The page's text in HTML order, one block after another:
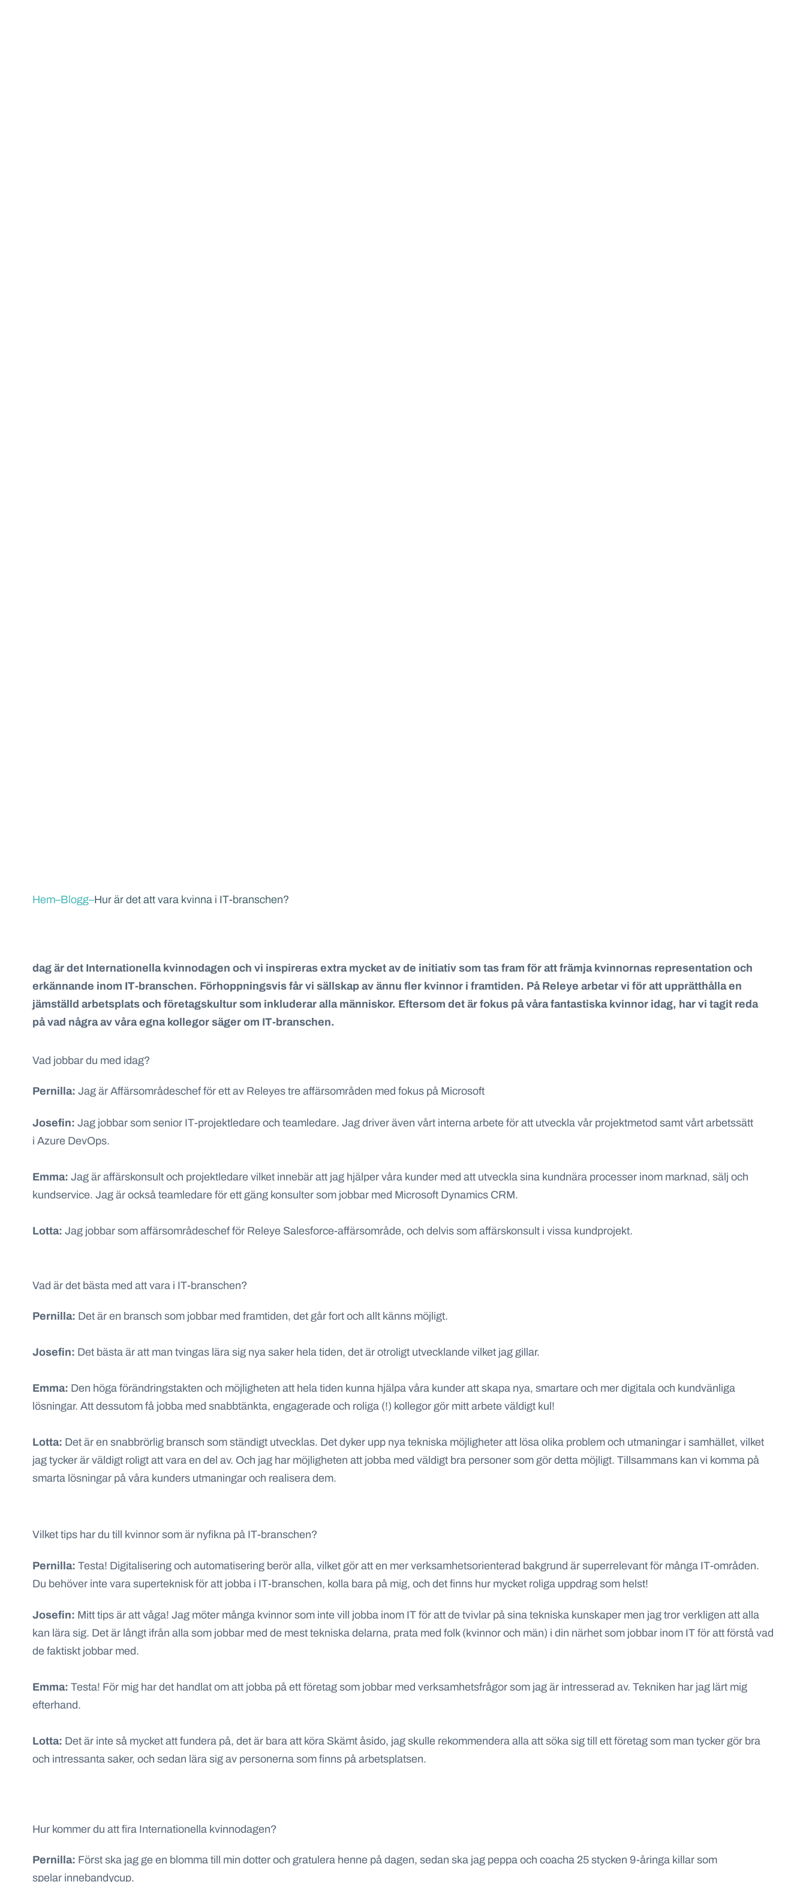
Hem–Blogg–Hur är det att vara kvinna i IT-branschen?
dag är det Internationella kvinnodagen och vi inspireras extra mycket av de initiativ som tas fram för att främja kvinnornas representation och
erkännande inom IT-branschen. Förhoppningsvis får vi sällskap av ännu fler kvinnor i framtiden. På Releye arbetar vi för att upprätthålla en
jämställd arbetsplats och företagskultur som inkluderar alla människor. Eftersom det är fokus påvåra fantastiska kvinnor idag, har vi tagit reda
påvad några av våraegna kollegor säger om IT-branschen.
Vad jobbar du med idag?
Pernilla: Jag är Affärsområdeschef för ett av Releyes tre affärsområden med fokus på Microsoft
Josefin: Jag jobbar som senior IT-projektledare och teamledare. Jag driver även vårt interna arbete för att utveckla vår projektmetod samt vårt arbetssätt
i Azure DevOps.
Emma: Jag är affärskonsult och projektledare vilket innebär att jag hjälper våra kunder med att utveckla sina kundnära processer inom marknad, sälj och
kundservice. Jag är också teamledare för ett gäng konsulter som jobbar med Microsoft Dynamics CRM.
Lotta: Jag jobbar som affärsområdeschef för Releye Salesforce-affärsområde, och delvis som affärskonsult i vissa kundprojekt.
Vad är det bästa med att vara i IT-branschen?
Pernilla: Det är en bransch som jobbar med framtiden, det går fort och allt känns möjligt.
Josefin: Det bästa är att man tvingas lära sig nya saker hela tiden, det är otroligt utvecklande vilket jag gillar.
Emma: Den höga förändringstakten och möjligheten att hela tiden kunna hjälpa våra kunder att skapa nya, smartare och mer digitala och kundvänliga
lösningar. Att dessutom få jobba med snabbtänkta, engagerade och roliga (!) kollegor gör mitt arbete väldigt kul!
Lotta: Det är en snabbrörlig bransch som ständigt utvecklas. Det dyker upp nya tekniska möjligheter att lösa olika problem och utmaningar i samhället, vilket
jag tycker är väldigt roligt att vara en del av. Och jag har möjligheten att jobba med väldigt bra personer som gör detta möjligt. Tillsammans kan vi komma på
smarta lösningar på våra kunders utmaningar och realisera dem.
Vilket tips har du till kvinnor som är nyfikna på IT-branschen?
Pernilla: Testa! Digitalisering och automatisering berör alla, vilket gör att en mer verksamhetsorienterad bakgrund är superrelevant för många IT-områden.
Du behöver inte vara superteknisk för att jobba i IT-branschen, kolla bara på mig, och det finns hur mycket roliga uppdrag som helst!
Josefin: Mitt tips är att våga! Jag möter många kvinnor som inte vill jobba inom IT för att de tvivlar på sina tekniska kunskaper men jag tror verkligen att alla
kan lära sig. Det är långt ifrån alla som jobbar med de mest tekniska delarna, prata med folk (kvinnor och män) i din närhet som jobbar inom IT för att förstå vad
de faktiskt jobbar med.
Emma: Testa! För mig har det handlat om att jobba på ett företag som jobbar med verksamhetsfrågor som jag är intresserad av. Tekniken har jag lärt mig
efterhand.
Lotta: Det är inte så mycket att fundera på, det är bara att köra Skämt åsido, jag skulle rekommendera alla att söka sig till ett företag som man tycker gör bra
och intressanta saker, och sedan lära sig av personerna som finns på arbetsplatsen.
Hur kommer du att fira Internationella kvinnodagen?
Pernilla: Först ska jag ge en blomma till min dotter och gratulera henne på dagen, sedan ska jag peppa och coacha 25 stycken 9-åringa killar som
spelar innebandycup.